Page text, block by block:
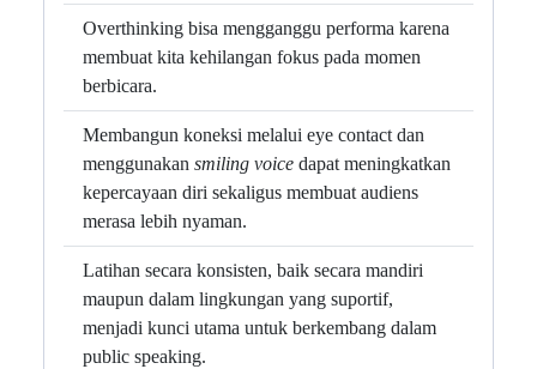
Overthinking bisa mengganggu performa karena
membuat kita kehilangan fokus pada momen
berbicara.
Membangun koneksi melalui eye contact dan
menggunakan smiling voice dapat meningkatkan
kepercayaan diri sekaligus membuat audiens
merasa lebih nyaman.
Latihan secara konsisten, baik secara mandiri
maupun dalam lingkungan yang suportif,
menjadi kunci utama untuk berkembang dalam
public speaking.